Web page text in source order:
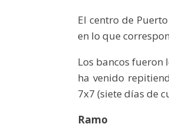
El centro de
en lo que
Los bancos fueron
ha venido
7x7 (siete días de
Ramo